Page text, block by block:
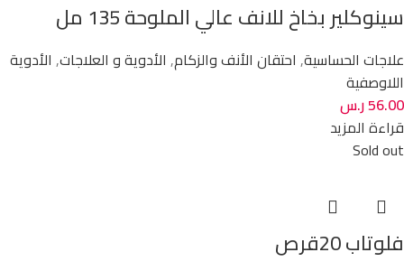
سينوكلير بخاخ للانف عالي الملوحة 135 مل
علاجات الحساسية, احتقان الأنف والزكام, الأدوية و العلاجات, الأدوية
اللاوصفية
56.00ر.س
قراءة المزيد
Sold out
فلوتاب 20قرص